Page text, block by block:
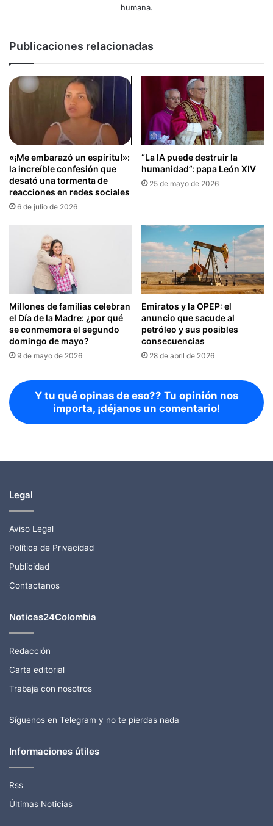
humana.
Publicaciones relacionadas
«¡Me embarazó un espíritu!»:
la increíble confesión que
desató una tormenta de
reacciones en redes sociales
6 de julio de 2026
“La IA puede destruir la
humanidad”: papa León XIV
25 de mayo de 2026
Millones de familias celebran
el Día de la Madre: ¿por qué
se conmemora el segundo
domingo de mayo?
9 de mayo de 2026
Emiratos y la OPEP: el
anuncio que sacude al
petróleo y sus posibles
consecuencias
28 de abril de 2026
Y tu qué opinas de eso?? Tu opinión nos
importa, ¡déjanos un comentario!
Legal
Aviso Legal
Política de Privacidad
Publicidad
Contactanos
Noticas24Colombia
Redacción
Carta editorial
Trabaja con nosotros
Síguenos en Telegram y no te pierdas nada
Informaciones útiles
Rss
Últimas Noticias